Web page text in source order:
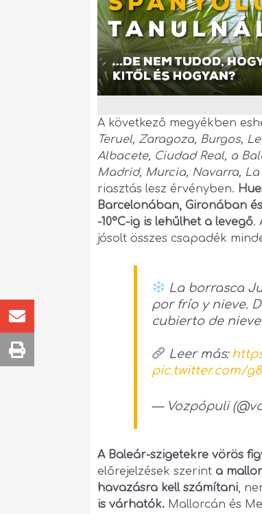
A következő megyékben
Teruel, Zaragoza, Burgos,
Albacete, Ciudad Real, a
Madrid, Murcia, Navarra,
riasztás lesz érvényben.
Barcelonában, Gironában
-10°C-ig is lehűlhet a levegő.
jósolt összes csapadék
La borrasca
por frío y nieve.
cubierto de nieve
Leer más:
pic.twitter.com/
— Vozpópuli
A Baleár-szigetekre vörös
előrejelzések szerint a
havazásra kell számítani,
is várhatók. Mallorcán és